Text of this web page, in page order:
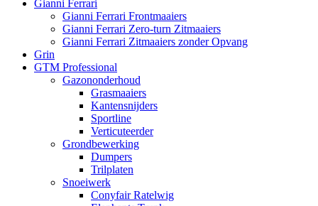
Gianni Ferrari
Gianni Ferrari Frontmaaiers
Gianni Ferrari Zero-turn Zitmaaiers
Gianni Ferrari Zitmaaiers zonder Opvang
Grin
GTM Professional
Gazononderhoud
Grasmaaiers
Kantensnijders
Sportline
Verticuteerder
Grondbewerking
Dumpers
Trilplaten
Snoeiwerk
Conyfair Ratelwig